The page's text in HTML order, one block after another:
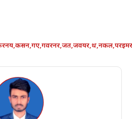
,कसन,गए,गवरनर,जत,जवयर,थ,नकल,परइमर